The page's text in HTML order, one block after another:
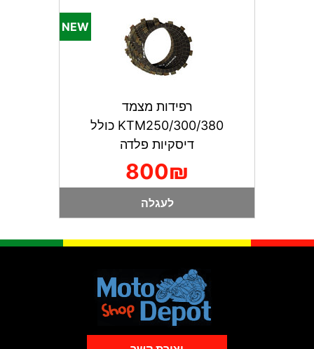
רפידות מצמד
KTM250/300/380 כולל
דיסקיות פלדה
800₪
לעגלה